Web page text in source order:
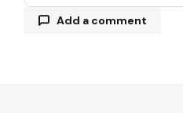
Add a comment